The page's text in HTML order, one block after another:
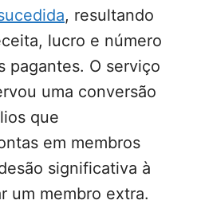
, resultando
lucro e número
pagantes. O serviço
uma conversão
que
em membros
significativa à
um membro extra.